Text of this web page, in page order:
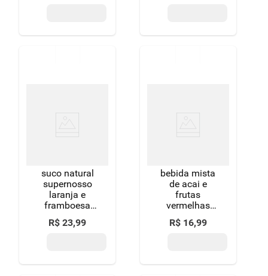
suco natural
supernosso
laranja e
framboesa
500ml
R$ 23,99
bebida mista
de acai e
frutas
vermelhas
supernosso
100% de suco
R$ 16,99